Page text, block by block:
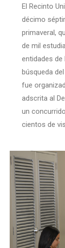
El Recinto
décimo
primaveral,
de mil
entidades de
búsqueda
fue
adscrita al
un
cientos de